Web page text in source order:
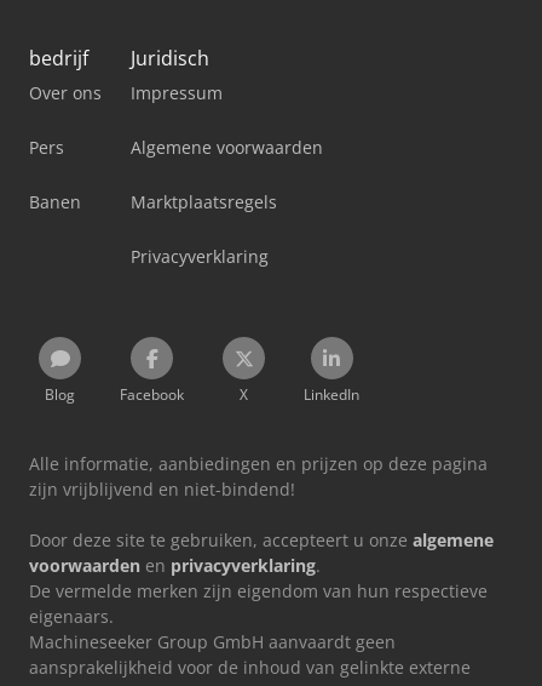
bedrijf
Over ons
Pers
Banen
Juridisch
Impressum
Algemene voorwaarden
Marktplaatsregels
Privacyverklaring
Blog Facebook X LinkedIn
Alle informatie, aanbiedingen en prijzen op deze pagina
zijn vrijblijvend en niet-bindend!
Door deze site te gebruiken, accepteert u onze algemene
voorwaarden en privacyverklaring.
De vermelde merken zijn eigendom van hun respectieve
eigenaars.
Machineseeker Group GmbH aanvaardt geen
aansprakelijkheid voor de inhoud van gelinkte externe